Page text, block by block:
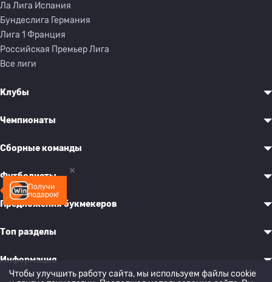
Получи
подарок!
Ла Лига Испания
Бундеслига Германия
Лига 1 Франция
Российская Премьер Лига
Все лиги
Клубы
Чемпионаты
Сборные команды
Футболисты
Предложения букмекеров
Топ разделы
Информация
Чтобы улучшить работу сайта, мы используем файлы cookie